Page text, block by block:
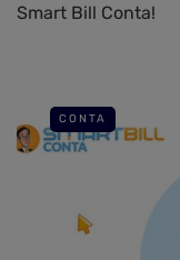
Smart Bill Conta!
CONTA